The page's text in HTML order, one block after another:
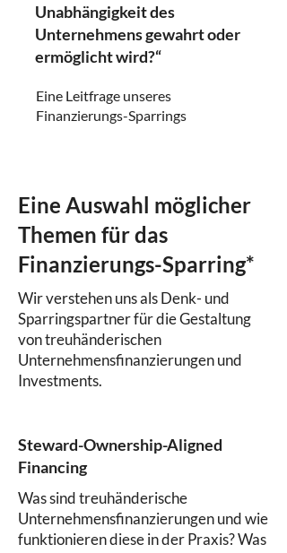
Unabhängigkeit des
Unternehmens gewahrt oder
ermöglicht wird?“
Eine Leitfrage unseres
Finanzierungs-Sparrings
Eine Auswahl möglicher
Themen für das
Finanzierungs-Sparring*
Wir verstehen uns als Denk- und
Sparringspartner für die Gestaltung
von treuhänderischen
Unternehmensfinanzierungen und
Investments.
Steward-Ownership-Aligned
Financing
Was sind treuhänderische
Unternehmensfinanzierungen und wie
funktionieren diese in der Praxis? Was